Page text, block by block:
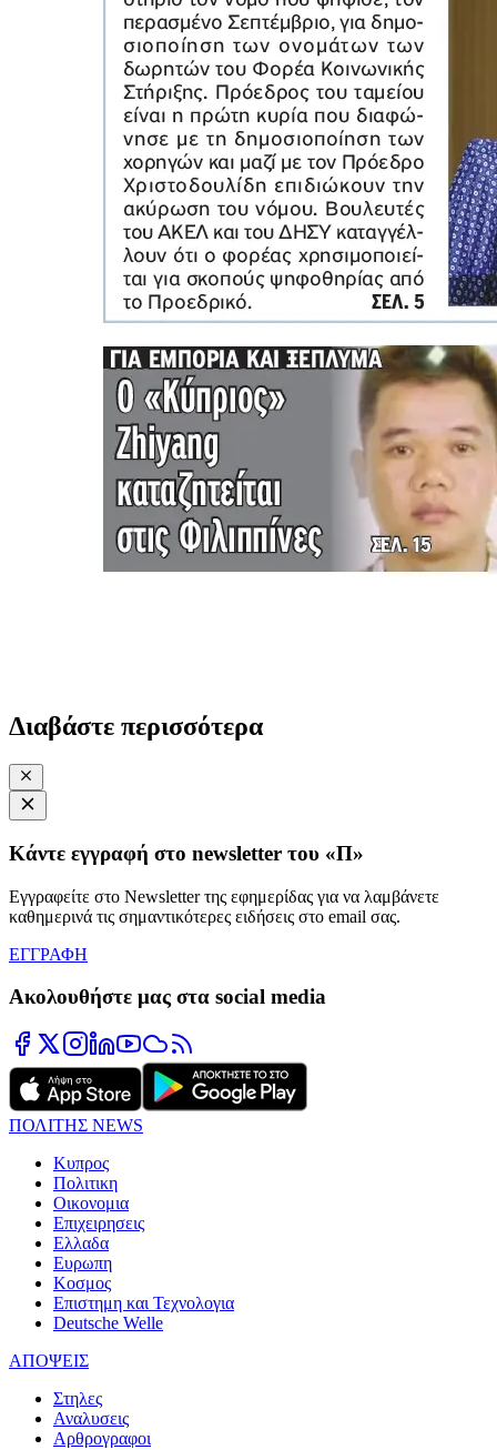
Διαβάστε περισσότερα
Κάντε εγγραφή στο newsletter του «Π»
Εγγραφείτε στο Newsletter της εφημερίδας για να λαμβάνετε
καθημερινά τις σημαντικότερες ειδήσεις στο email σας.
ΕΓΓΡΑΦΗ
Ακολουθήστε μας στα social media
ΠΟΛΙΤΗΣ NEWS
Κυπρος
Πολιτικη
Οικονομια
Επιχειρησεις
Ελλαδα
Ευρωπη
Κοσμος
Επιστημη και Τεχνολογια
Deutsche Welle
ΑΠΟΨΕΙΣ
Στηλες
Αναλυσεις
Αρθρογραφοι